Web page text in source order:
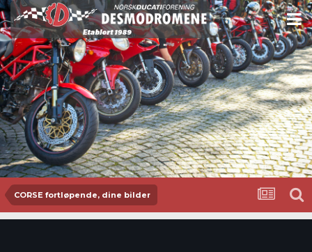
CORSE fortløpende, dine bilder